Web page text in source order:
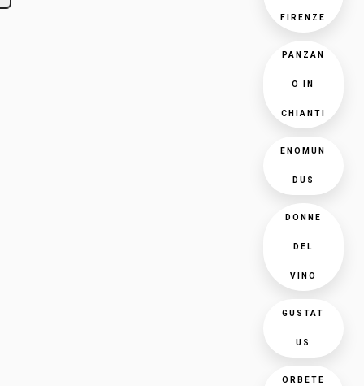
FIRENZE
PANZAN
O IN
CHIANTI
ENOMUN
DUS
DONNE
DEL
VINO
GUSTAT
US
ORBETE